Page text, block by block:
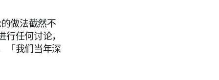
做法截然不
任何讨论，
「我们当年深